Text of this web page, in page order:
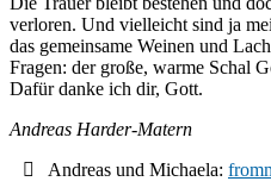
verloren. Und vielleicht sind ja
das gemeinsame Weinen und
Fragen: der große, warme Schal
Dafür danke ich dir, Gott.
Andreas Harder-Matern
Andreas und Michaela: